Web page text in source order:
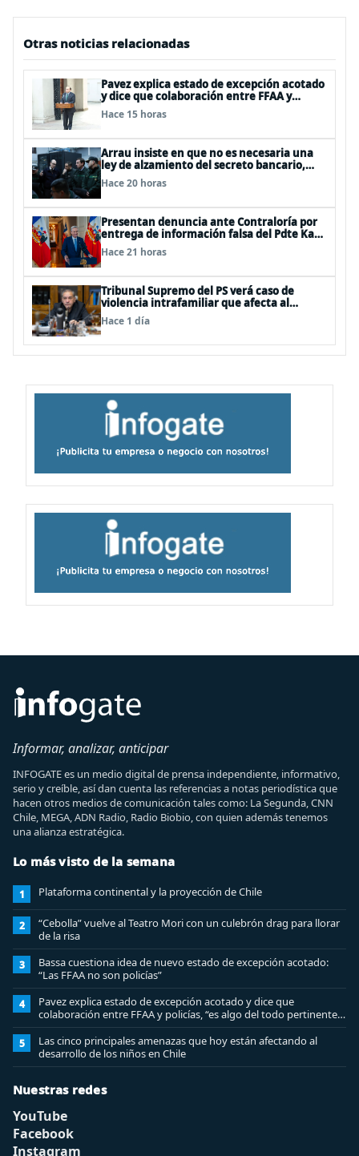
Otras noticias relacionadas
Pavez explica estado de excepción acotado
y dice que colaboración entre FFAA y
policías, “es algo del todo pertinente
analizar”
Hace 15 horas
Arrau insiste en que no es necesaria una
ley de alzamiento del secreto bancario,
porque ya existe
Hace 20 horas
Presentan denuncia ante Contraloría por
entrega de información falsa del Pdte Kast
en cadena nacional
Hace 21 horas
Tribunal Supremo del PS verá caso de
violencia intrafamiliar que afecta al
senador Fidel Espinoza
Hace 1 día
Informar, analizar, anticipar
INFOGATE es un medio digital de prensa independiente, informativo,
serio y creíble, así dan cuenta las referencias a notas periodística que
hacen otros medios de comunicación tales como: La Segunda, CNN
Chile, MEGA, ADN Radio, Radio Biobio, con quien además tenemos
una alianza estratégica.
Lo más visto de la semana
1 Plataforma continental y la proyección de Chile
2
“Cebolla” vuelve al Teatro Mori con un culebrón drag para llorar
de la risa
3
Bassa cuestiona idea de nuevo estado de excepción acotado:
“Las FFAA no son policías”
4
Pavez explica estado de excepción acotado y dice que
colaboración entre FFAA y policías, “es algo del todo pertinente
analizar”
5
Las cinco principales amenazas que hoy están afectando al
desarrollo de los niños en Chile
Nuestras redes
YouTube
Facebook
Instagram